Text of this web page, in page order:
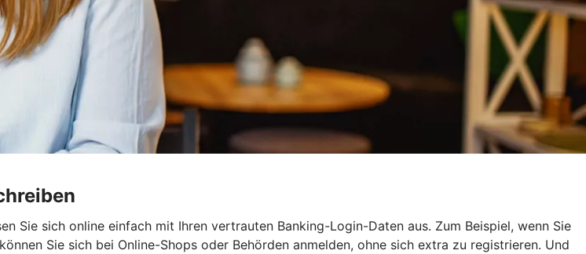
Sie sich online einfach mit Ihren vertrauten Banking-Login-Daten aus. Zum Beispiel, wenn Sie
Sie sich bei Online-Shops oder Behörden anmelden, ohne sich extra zu registrieren. Und